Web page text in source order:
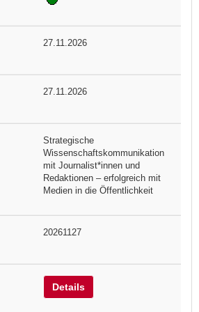
27.11.2026
27.11.2026
Strategische
Wissenschaftskommunikation
mit Journalist*innen und
Redaktionen – erfolgreich mit
Medien in die Öffentlichkeit
20261127
Details